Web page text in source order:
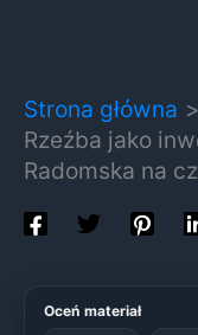
Strona główna
Rzeźba jako
Radomska na
Oceń materiał